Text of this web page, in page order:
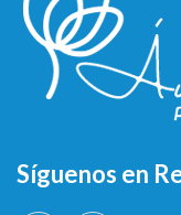
Síguenos en